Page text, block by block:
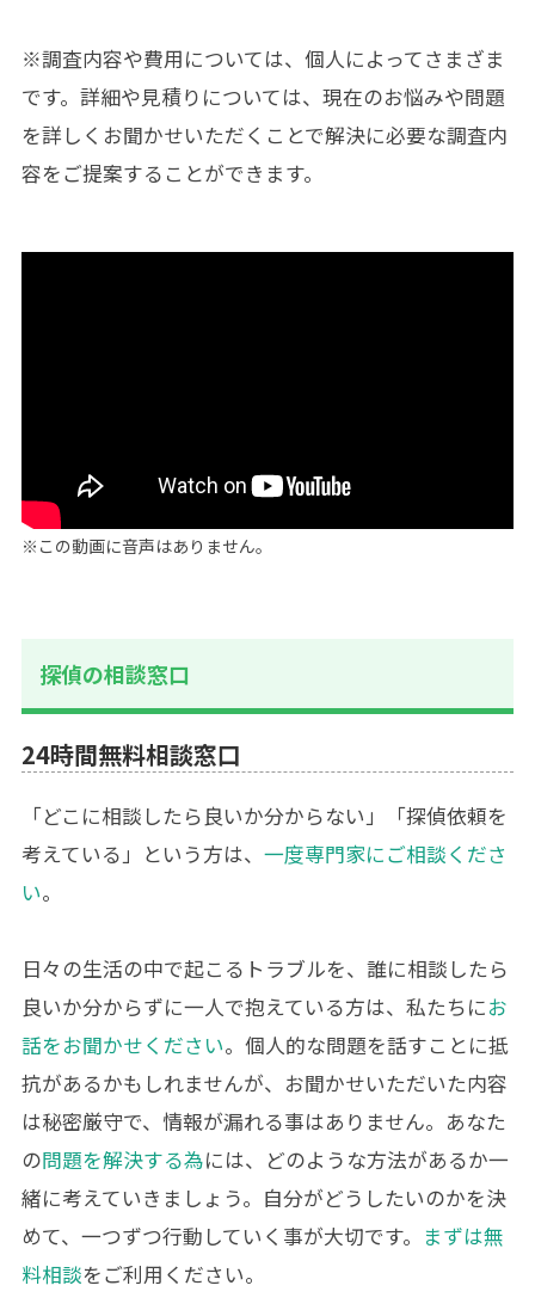
※調査内容や費用については、個人によってさまざま
です。詳細や見積りについては、現在のお悩みや問題
を詳しくお聞かせいただくことで解決に必要な調査内
容をご提案することができます。
※この動画に音声はありません。
探偵の相談窓口
24時間無料相談窓口
「どこに相談したら良いか分からない」「探偵依頼を
考えている」という方は、 一度専門家にご相談くださ
い。
日々の生活の中で起こるトラブルを、誰に相談したら
良いか分からずに一人で抱えている方は、私たちにお
話をお聞かせください。個人的な問題を話すことに抵
抗があるかもしれませんが、お聞かせいただいた内容
は秘密厳守で、情報が漏れる事はありません。あなた
の問題を解決する為には、どのような方法があるか一
緒に考えていきましょう。自分がどうしたいのかを決
めて、一つずつ行動していく事が大切です。 まずは無
料相談をご利用ください。